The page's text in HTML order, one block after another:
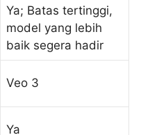
Ya; Batas tertinggi,
model yang lebih
baik segera hadir
Veo 3
Ya